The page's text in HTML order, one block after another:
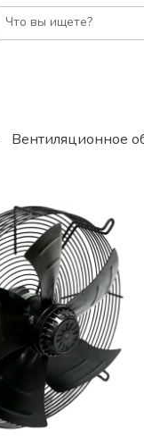
Что вы ищете?
Вентиляционное